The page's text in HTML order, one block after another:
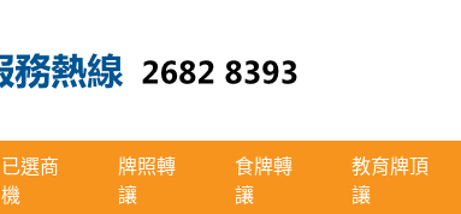
已選商
機
牌照轉
讓
食牌轉
讓
教育牌頂
讓